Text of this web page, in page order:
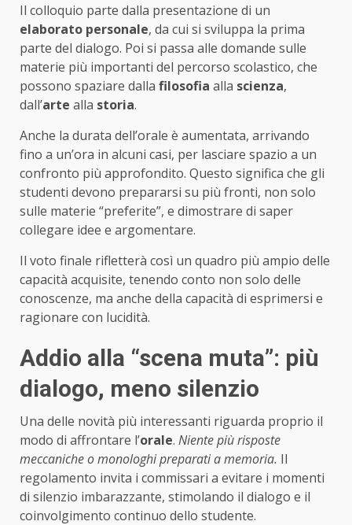
Il colloquio parte dalla presentazione di un
elaborato personale, da cui si sviluppa la prima
parte del dialogo. Poi si passa alle domande sulle
materie più importanti del percorso scolastico, che
possono spaziare dalla filosofia alla scienza,
dall’arte alla storia.
Anche la durata dell’orale è aumentata, arrivando
fino a un’ora in alcuni casi, per lasciare spazio a un
confronto più approfondito. Questo significa che gli
studenti devono prepararsi su più fronti, non solo
sulle materie “preferite”, e dimostrare di saper
collegare idee e argomentare.
Il voto finale rifletterà così un quadro più ampio delle
capacità acquisite, tenendo conto non solo delle
conoscenze, ma anche della capacità di esprimersi e
ragionare con lucidità.
Addio alla “scena muta”: più
dialogo, meno silenzio
Una delle novità più interessanti riguarda proprio il
modo di affrontare l’orale. Niente più risposte
meccaniche o monologhi preparati a memoria. Il
regolamento invita i commissari a evitare i momenti
di silenzio imbarazzante, stimolando il dialogo e il
coinvolgimento continuo dello studente.